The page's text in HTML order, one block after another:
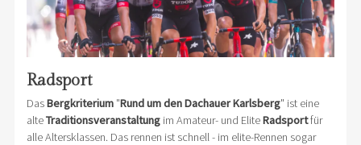
Radsport
DasBergkriterium"Rund um den Dachauer Karlsberg" ist eine
alteTraditionsveranstaltungim Amateur- und EliteRadsportfür
alle Altersklassen. Das rennen ist schnell - im elite-Rennen sogar